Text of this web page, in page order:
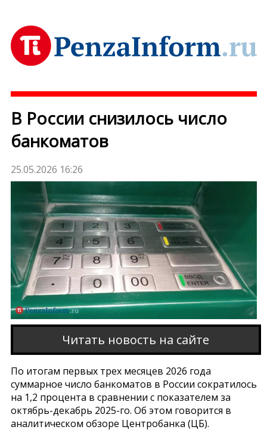
В России снизилось число
банкоматов
25.05.2026 16:26
Читать новость на сайте
По итогам первых трех месяцев 2026 года
суммарное число банкоматов в России сократилось
на 1,2 процента в сравнении с показателем за
октябрь-декабрь 2025-го. Об этом говорится в
аналитическом обзоре Центробанка (ЦБ).